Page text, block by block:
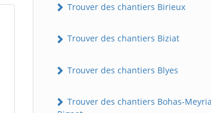
Trouver des chantiers Birieux
Trouver des chantiers Biziat
Trouver des chantiers Blyes
Trouver des chantiers Bohas-